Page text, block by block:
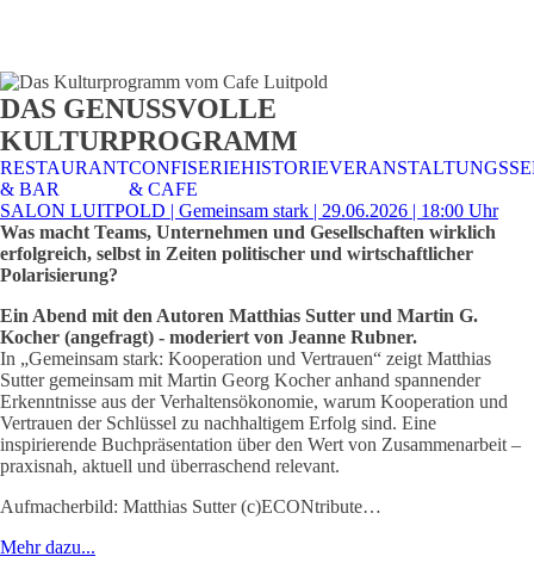
CAFE &
RESTAURANT
TISCHRESERVIERUNG
& KARTE
TISCHRESERVIERUNG
& SPEISEKARTE
DAS GENUSSVOLLE
KULTURPROGRAMM
RESTAURANT
& BAR
CONFISERIE
& CAFE
HISTORIE
SALON LUITPOLD | Gemeinsam stark | 29.06.2026 | 18:00 Uhr
Was macht Teams, Unternehmen und Gesellschaften wirklich
erfolgreich, selbst in Zeiten politischer und wirtschaftlicher
Polarisierung?
Ein Abend mit den Autoren Matthias Sutter und Martin G.
Kocher (angefragt) - moderiert von Jeanne Rubner.
In „Gemeinsam stark: Kooperation und Vertrauen“ zeigt Matthias
Sutter gemeinsam mit Martin Georg Kocher anhand spannender
Erkenntnisse aus der Verhaltensökonomie, warum Kooperation und
Vertrauen der Schlüssel zu nachhaltigem Erfolg sind. Eine
inspirierende Buchpräsentation über den Wert von Zusammenarbeit –
praxisnah, aktuell und überraschend relevant.
Aufmacherbild: Matthias Sutter (c)ECONtribute…
Mehr dazu...